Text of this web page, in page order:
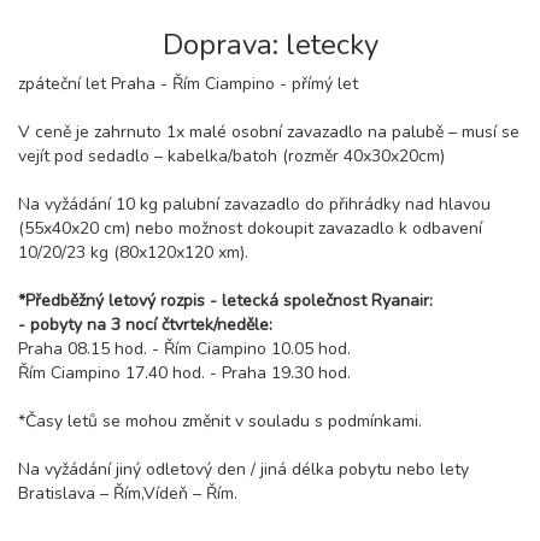
Doprava: letecky
zpáteční let Praha - Řím Ciampino - přímý let
V ceně je zahrnuto 1x malé osobní zavazadlo na palubě – musí se
vejít pod sedadlo – kabelka/batoh (rozměr 40x30x20cm)
Na vyžádání 10 kg palubní zavazadlo do přihrádky nad hlavou
(55x40x20 cm) nebo možnost dokoupit zavazadlo k odbavení
10/20/23 kg (80x120x120 xm).
*Předběžný letový rozpis - letecká společnost Ryanair:
- pobyty na 3 nocí čtvrtek/neděle:
Praha 08.15 hod. - Řím Ciampino 10.05 hod.
Řím Ciampino 17.40 hod. - Praha 19.30 hod.
*Časy letů se mohou změnit v souladu s podmínkami.
Na vyžádání jiný odletový den / jiná délka pobytu nebo lety
Bratislava – Řím,Vídeň – Řím.